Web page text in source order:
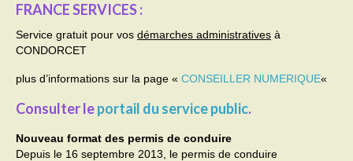
Activités
Heures d’ouverture
FRANCE SERVICES :
Service gratuit pour vos démarches administratives à
CONDORCET
plus d’informations sur la page « CONSEILLER NUMERIQUE«
Consulter leportail du service public.
Nouveau format des permis de conduire
Depuis le 16 septembre 2013, le permis de conduire